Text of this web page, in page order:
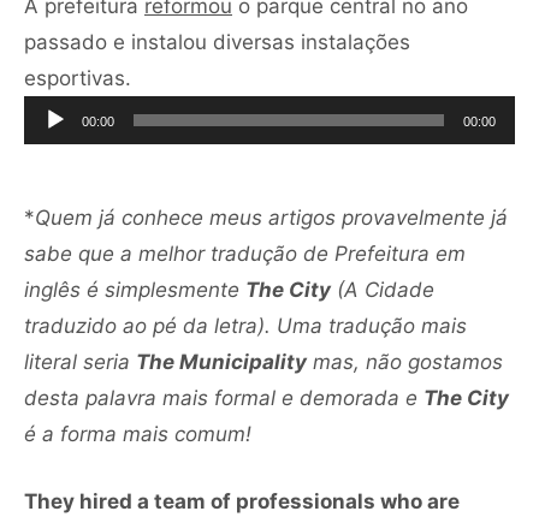
A prefeitura reformou o parque central no ano
passado e instalou diversas instalações
esportivas.
de
áudio
00:00 00:00
*Quem já conhece meus artigos provavelmente já
sabe que a melhor tradução de Prefeitura em
inglês é simplesmente The City (A Cidade
traduzido ao pé da letra). Uma tradução mais
literal seria The Municipality mas, não gostamos
desta palavra mais formal e demorada e The City
é a forma mais comum!
They hired a team of professionals who are